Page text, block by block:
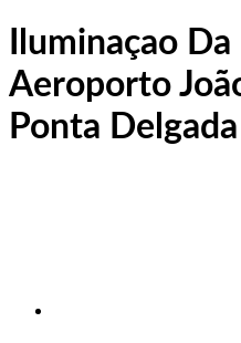
Iluminaçao
Aeroporto
Ponta Delgada